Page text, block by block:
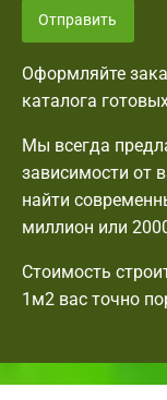
Отправить
Оформляйте
каталога
Мы всегда
зависимости от
найти
миллион или
Стоимость
1м2 вас точно